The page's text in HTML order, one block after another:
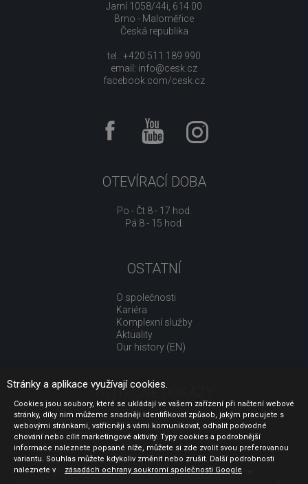
Jarní 1058/44i, 614 00
Brno - Maloměřice
Česká republika
tel.: +420 511 189 990
email: info@cesk.cz
facebook.com/cesk.cz
OTEVÍRACÍ DOBA
Po - Čt 8 - 17 hod.
Pá 8 - 15 hod.
OSTATNÍ
O společnosti
Kariéra
Komplexní služby
Aktuality
Our history (EN)
UŽITEČNÉ ODKAZY
Jak nakupovat
Obchodní podmínky
GDPR - ochrana osobních údajů
Profil zadavatele
Sdělení před uzavřením kupní smlouvy pro spotřebitele
Stránky a aplikace využívají cookies.
Cookies jsou soubory, které se ukládají ve vašem zařízení při načtení webové
stránky, díky nim můžeme snadněji identifikovat způsob, jakým pracujete s
webovými stránkami, vstřícněji s vámi komunikovat, odhalit podvodné
chování nebo cílit marketingové aktivity. Typy cookies a podrobnější
informace naleznete popsané níže, můžete si zde zvolit svou preferovanou
variantu. Souhlas můžete kdykoliv změnit nebo zrušit. Další podrobnosti
naleznete v
zásadách ochrany soukromí společnosti Google .